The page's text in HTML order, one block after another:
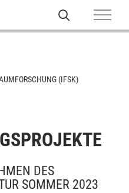
(IFSK)
DES
SOMMER 2023